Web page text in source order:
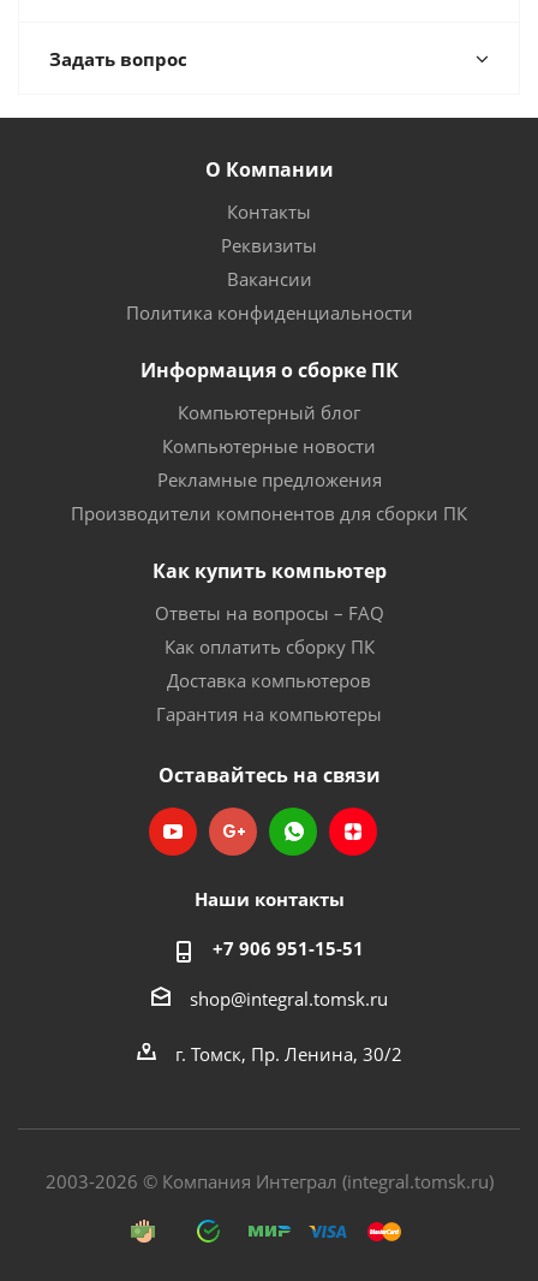
Задать вопрос
О Компании
Контакты
Реквизиты
Вакансии
Политика конфиденциальности
Информация о сборке ПК
Компьютерный блог
Компьютерные новости
Рекламные предложения
Производители компонентов для сборки ПК
Как купить компьютер
Ответы на вопросы – FAQ
Как оплатить сборку ПК
Доставка компьютеров
Гарантия на компьютеры
Оставайтесь на связи
Наши контакты
+7 906 951-15-51
shop@integral.tomsk.ru
г. Томск, Пр. Ленина, 30/2
2003-2026 © Компания Интеграл (integral.tomsk.ru)